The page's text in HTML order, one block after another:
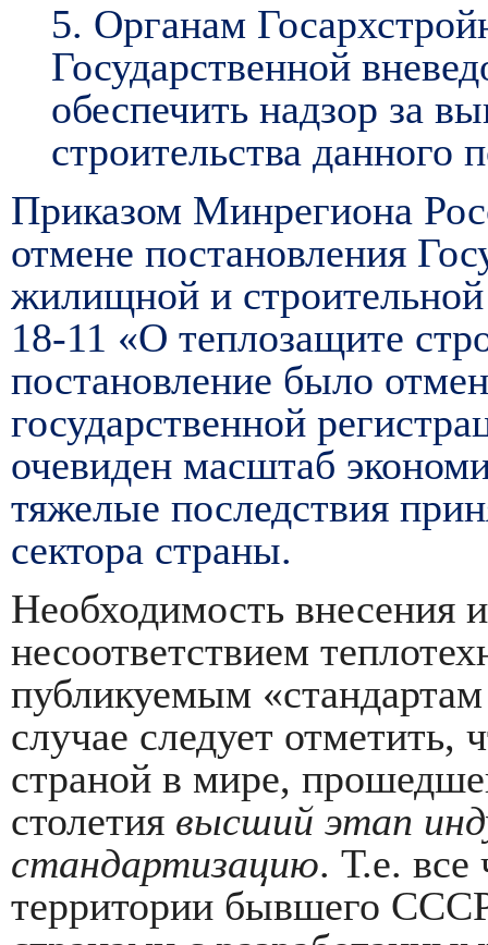
5. Органам
Государственной
обеспечить надзор за
строительства данного
Приказом Минрегиона
отмене постановления
жилищной и
18-11 «О теплозащите
постановление было
государственной
очевиден масштаб
тяжелые последствия
сектора страны.
Необходимость внесения
несоответствием
публикуемым
случае следует
страной в мире,
столетия высший этап
стандартизацию. Т.е.
территории бывшего